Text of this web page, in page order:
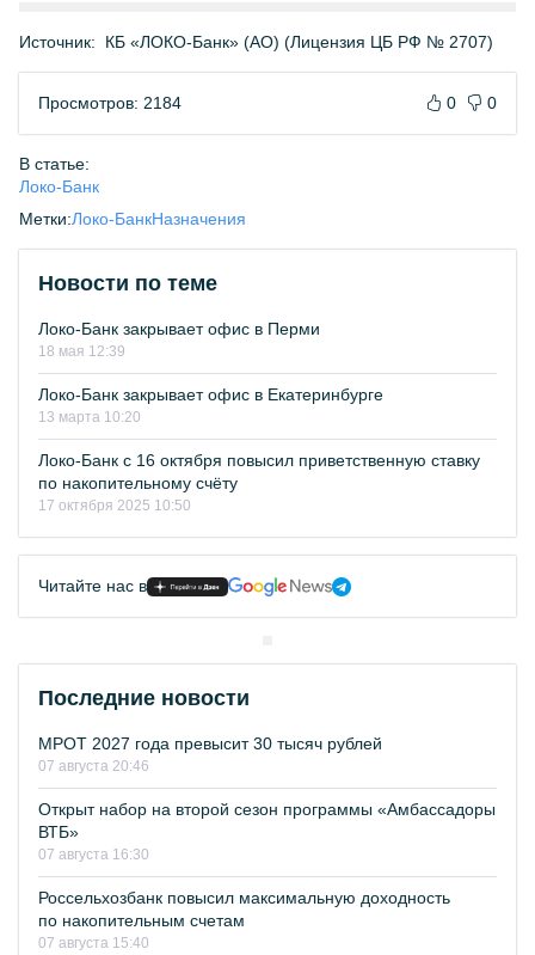
Источник: КБ «ЛОКО-Банк» (АО) (Лицензия ЦБ РФ № 2707)
Просмотров: 2184 0 0
В статье:
Локо-Банк
Метки:Локо-БанкНазначения
Новости по теме
Локо-Банк закрывает офис в Перми
18 мая 12:39
Локо-Банк закрывает офис в Екатеринбурге
13 марта 10:20
Локо-Банк с 16 октября повысил приветственную ставку
по накопительному счёту
17 октября 2025 10:50
Читайте нас в
Последние новости
МРОТ 2027 года превысит 30 тысяч рублей
07 августа 20:46
Открыт набор на второй сезон программы «Амбассадоры
ВТБ»
07 августа 16:30
Россельхозбанк повысил максимальную доходность
по накопительным счетам
07 августа 15:40